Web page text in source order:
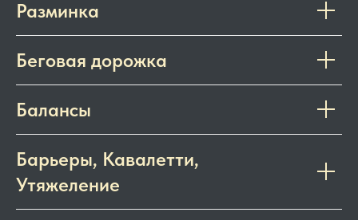
Разминка
Беговая дорожка
Балансы
Барьеры, Кавалетти,
Утяжеление